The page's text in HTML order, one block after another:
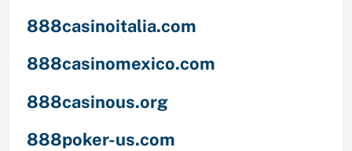
888casinoitalia.com
888casinomexico.com
888casinous.org
888poker-us.com